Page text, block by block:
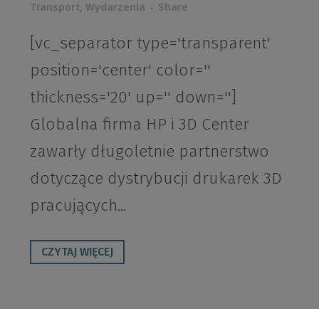
Transport, Wydarzenia Share
[vc_separator type='transparent'
position='center' color=''
thickness='20' up='' down='']
Globalna firma HP i 3D Center
zawarły długoletnie partnerstwo
dotyczące dystrybucji drukarek 3D
pracujących...
CZYTAJ WIĘCEJ